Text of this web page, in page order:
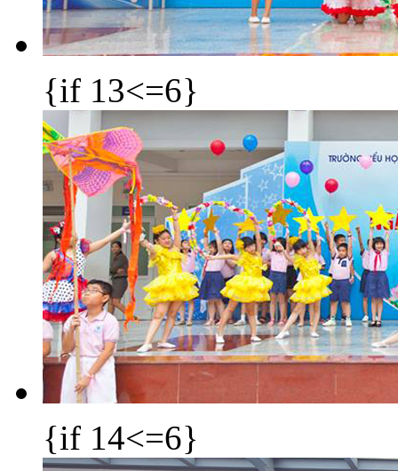
{if 13<=6}
{if 14<=6}